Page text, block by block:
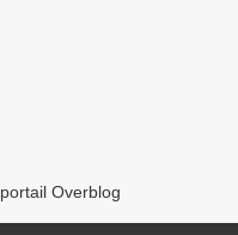
Overblog